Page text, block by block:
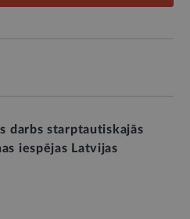
darbs starptautiskajās
iespējas Latvijas